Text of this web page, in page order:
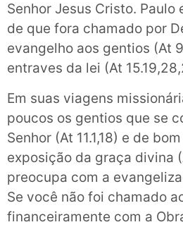
Senhor Jesus Cristo.
de que fora chamado por
evangelho aos gentios (At
entraves da lei (At
Em suas viagens
poucos os gentios que se
Senhor (At 11.1,18) e de
exposição da graça divina
preocupa com a
Se você não foi chamado
financeiramente com a